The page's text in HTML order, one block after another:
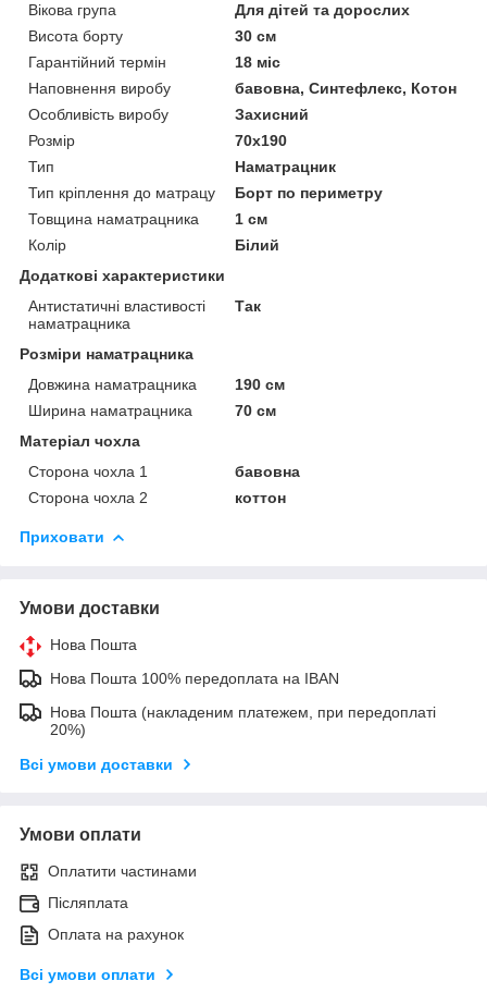
Вікова група
Для дітей та дорослих
Висота борту
30 см
Гарантійний термін
18 міс
Наповнення виробу
бавовна, Синтефлекс, Котон
Особливість виробу
Захисний
Розмір
70x190
Тип
Наматрацник
Тип кріплення до матрацу
Борт по периметру
Товщина наматрацника
1 см
Колір
Білий
Додаткові характеристики
Антистатичні властивості
наматрацника
Так
Розміри наматрацника
Довжина наматрацника
190 см
Ширина наматрацника
70 см
Матеріал чохла
Сторона чохла 1
бавовна
Сторона чохла 2
коттон
Приховати
Умови доставки
Нова Пошта
Нова Пошта 100% передоплата на IBAN
Нова Пошта (накладеним платежем, при передоплаті
20%)
Всі умови доставки
Умови оплати
Оплатити частинами
Післяплата
Оплата на рахунок
Всі умови оплати